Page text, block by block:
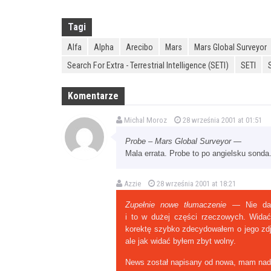
Tagi
Alfa Alpha Arecibo Mars
Mars Global Surveyor
Search For Extra - Terrestrial Intelligence (SETI)
SETI
Komentarze
Michal Moroz 28 września 2001 at 01:51
Probe – Mars Global Surveyor—
Mala errata. Probe to po angielsku
Azzie 28 września 2001 at 18:21
Zupełnie nowe tłumaczenie — Nie da
i to w dużej części rzeczowych.
korektę szybko zdecydowałem o jego
ale jak widać byłem zbyt wolny.
News został napisany od nowa, mam